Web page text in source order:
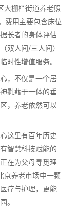
栅栏街道养老照
费用主要包含床位
长者的身体评估
双人间/三人间）
时性增值服务。
，不仅是一个居
慰藉于一体的垂
，养老依然可以
这里有百年历史
智慧科技赋能的
在为父母寻觅理
京养老市场中一颗
疗与护理，更能
。